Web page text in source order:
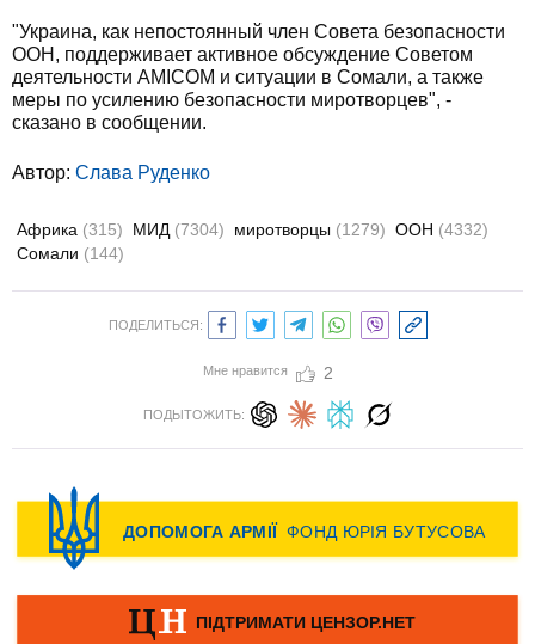
"Украина, как непостоянный член Совета безопасности
ООН, поддерживает активное обсуждение Советом
деятельности AMICOM и ситуации в Сомали, а также
меры по усилению безопасности миротворцев", -
сказано в сообщении.
Автор: Слава Руденко
Африка (315) МИД (7304) миротворцы (1279) ООН (4332)
Сомали (144)
ПОДЕЛИТЬСЯ:
Мне нравится 2
ПОДЫТОЖИТЬ: